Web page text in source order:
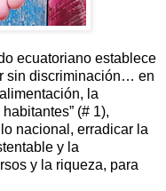
ecuatoriano establece
sin discriminación… en
la
(# 1),
nacional, erradicar la
y la
y la riqueza, para